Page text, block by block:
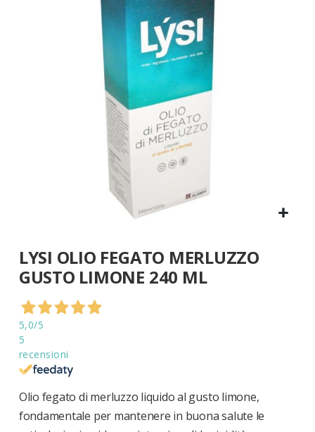
all'inizio
della
galleria
immagini
LYSI OLIO FEGATO MERLUZZO
GUSTO LIMONE 240 ML
5,0/5
5
recensioni
Olio fegato di merluzzo liquido al gusto limone,
fondamentale per mantenere in buona salute le